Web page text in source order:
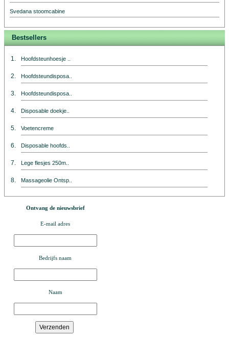
Svedana stoomcabine
Bestsellers
1. Hoofdsteunhoesje ..
2. Hoofdsteundisposa..
3. Hoofdsteundisposa..
4. Disposable doekje..
5. Voetencreme
6. Disposable hoofds..
7. Lege flesjes 250m..
8. Massageolie Ontsp..
Ontvang de nieuwsbrief
E-mail adres
Bedrijfs naam
Naam